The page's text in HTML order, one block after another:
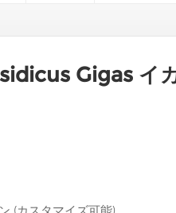
Gigas イ
(カスタマイズ可能)